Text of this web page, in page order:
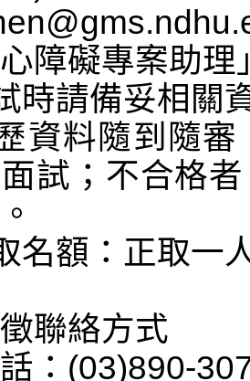
障礙專案助理
時請備妥相關
資料隨到隨
試；不合格
名額：正取一
聯絡方式
：(03)890-